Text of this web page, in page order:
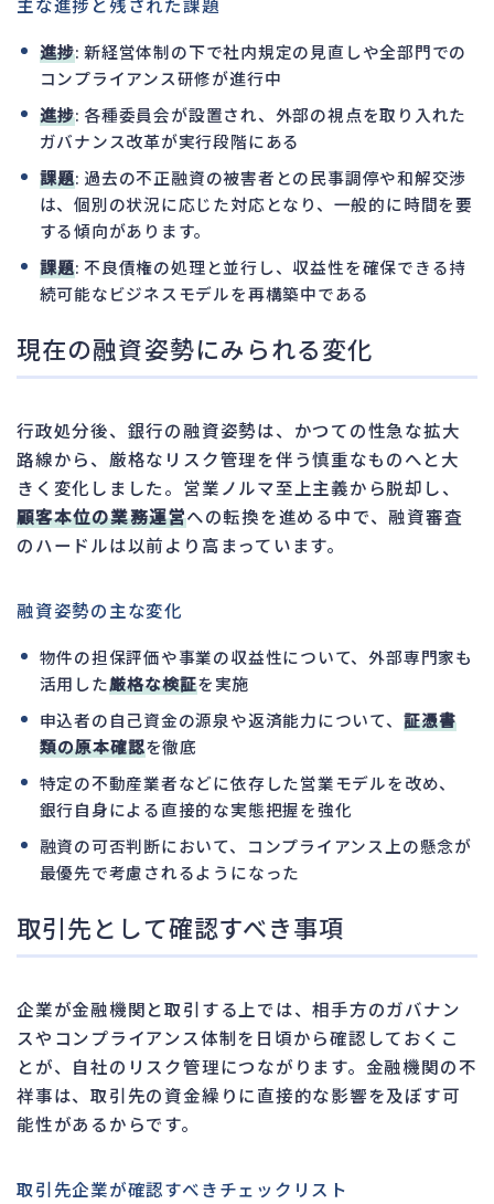
進捗: 新経営体制の下で社内規定の見直しや全部門での
コンプライアンス研修が進行中
進捗: 各種委員会が設置され、外部の視点を取り入れた
ガバナンス改革が実行段階にある
課題: 過去の不正融資の被害者との民事調停や和解交渉
は、個別の状況に応じた対応となり、一般的に時間を要
する傾向があります。
課題: 不良債権の処理と並行し、収益性を確保できる持
続可能なビジネスモデルを再構築中である
現在の融資姿勢にみられる変化
行政処分後、銀行の融資姿勢は、かつての性急な拡大
路線から、厳格なリスク管理を伴う慎重なものへと大
きく変化しました。営業ノルマ至上主義から脱却し、
顧客本位の業務運営への転換を進める中で、融資審査
のハードルは以前より高まっています。
融資姿勢の主な変化
物件の担保評価や事業の収益性について、外部専門家も
活用した厳格な検証を実施
申込者の自己資金の源泉や返済能力について、 証憑書
類の原本確認を徹底
特定の不動産業者などに依存した営業モデルを改め、
銀行自身による直接的な実態把握を強化
融資の可否判断において、コンプライアンス上の懸念が
最優先で考慮されるようになった
取引先として確認すべき事項
企業が金融機関と取引する上では、相手方のガバナン
スやコンプライアンス体制を日頃から確認しておくこ
とが、自社のリスク管理につながります。金融機関の不
祥事は、取引先の資金繰りに直接的な影響を及ぼす可
能性があるからです。
取引先企業が確認すべきチェックリスト